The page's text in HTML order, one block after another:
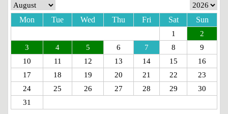
নৈতিকতার মৃত্যুপুরীতে বাংলাদেশ!
পানির নিচের দুর্নীতি রোধের উপায় কি?
গণতান্ত্রিক পুলিশিং: দরকার প্রযুক্তি, জবাবদিহিতা ও মানবিকতার সমন্বয়
আরটিএ চুক্তি: গোলামির জিঞ্জির ভেঙে ফেলুন
জিয়া পরিবারকে ধ্বংস করতে চেয়েছিল কারা?
যাকাতের চেয়ে চাঁদাবাজি ভালো: কঠিন পরীক্ষার মুখে তারেক-বিএনপি
একজন ফরিদা খানম এবং জনপ্রশাসনের দুষ্টুচক্র
Mon Tue Wed Thu Fri Sat Sun
1
2
3
4 5 6 7 8
9
10
11 12 13 14 15
16
17
18 19 20 21 22
23
24
25 26 27 28 29
30
31